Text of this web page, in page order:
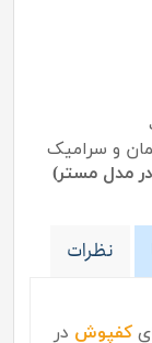
و سرامیک
مدل مستر)
نظرات
کفپوش در